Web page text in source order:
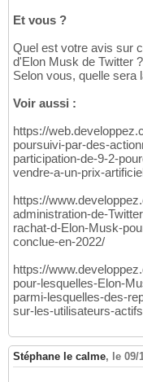
Et vous ?
Quel est votre avis sur
d'Elon Musk de Twitter ?
Selon vous, quelle sera
Voir aussi :
https://
poursuivi-par-des-
participation-de-9-2-
vendre-a-un-prix-
https://
administration-de-
rachat-d-Elon-Musk-
conclue-en-2022/
https://
pour-lesquelles-Elon-
parmi-lesquelles-des-
sur-les-utilisateurs-
Stéphane le calme, le 09/